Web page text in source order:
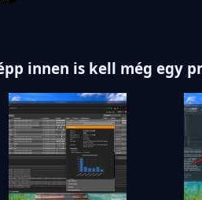
innen is kell még egy